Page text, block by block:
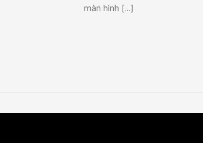
màn hình [...]